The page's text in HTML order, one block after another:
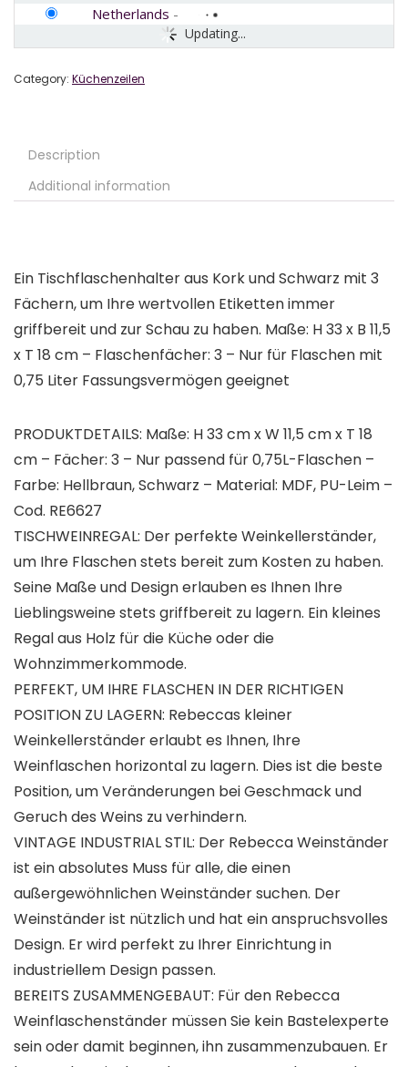
Updating...
Netherlands -
Category: Küchenzeilen
Description
Additional information
Ein Tischflaschenhalter aus Kork und Schwarz mit 3
Fächern, um Ihre wertvollen Etiketten immer
griffbereit und zur Schau zu haben. Maße: H 33 x B 11,5
x T 18 cm – Flaschenfächer: 3 – Nur für Flaschen mit
0,75 Liter Fassungsvermögen geeignet
PRODUKTDETAILS: Maße: H 33 cm x W 11,5 cm x T 18
cm – Fächer: 3 – Nur passend für 0,75L-Flaschen –
Farbe: Hellbraun, Schwarz – Material: MDF, PU-Leim –
Cod. RE6627
TISCHWEINREGAL: Der perfekte Weinkellerständer,
um Ihre Flaschen stets bereit zum Kosten zu haben.
Seine Maße und Design erlauben es Ihnen Ihre
Lieblingsweine stets griffbereit zu lagern. Ein kleines
Regal aus Holz für die Küche oder die
Wohnzimmerkommode.
PERFEKT, UM IHRE FLASCHEN IN DER RICHTIGEN
POSITION ZU LAGERN: Rebeccas kleiner
Weinkellerständer erlaubt es Ihnen, Ihre
Weinflaschen horizontal zu lagern. Dies ist die beste
Position, um Veränderungen bei Geschmack und
Geruch des Weins zu verhindern.
VINTAGE INDUSTRIAL STIL: Der Rebecca Weinständer
ist ein absolutes Muss für alle, die einen
außergewöhnlichen Weinständer suchen. Der
Weinständer ist nützlich und hat ein anspruchsvolles
Design. Er wird perfekt zu Ihrer Einrichtung in
industriellem Design passen.
BEREITS ZUSAMMENGEBAUT: Für den Rebecca
Weinflaschenständer müssen Sie kein Bastelexperte
sein oder damit beginnen, ihn zusammenzubauen. Er